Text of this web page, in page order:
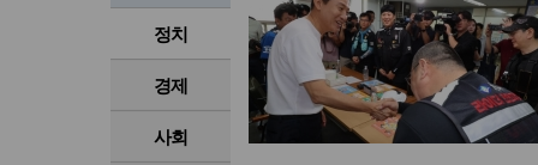
정치
경제
사회